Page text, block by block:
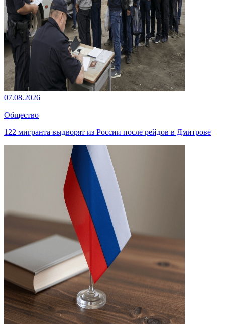
07.08.2026
Общество
122 мигранта выдворят из России после рейдов в Дмитрове